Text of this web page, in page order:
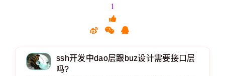
1
ssh开发中dao层跟buz设计需要接口层
吗?